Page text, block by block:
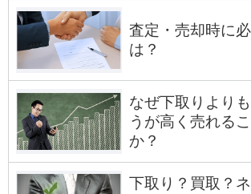
査定・売却時に
は？
なぜ下取りより
うが高く売れる
か？
下取り？買取？